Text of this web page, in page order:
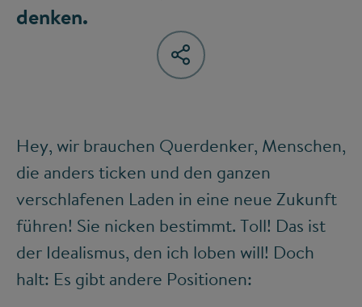
denken.
Hey, wir brauchen Querdenker, Menschen,
die anders ticken und den ganzen
verschlafenen Laden in eine neue Zukunft
führen! Sie nicken bestimmt. Toll! Das ist
der Idealismus, den ich loben will! Doch
halt: Es gibt andere Positionen: